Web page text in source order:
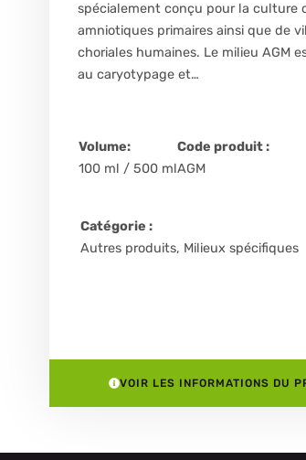
spécialement conçu pour la culture
amniotiques primaires ainsi que de
choriales humaines. Le milieu AGM
au caryotypage et…
Volume:
100 ml / 500 ml
Code produit :
AGM
Catégorie :
Autres produits, Milieux spécifiques
VOIR LES INFORMATIONS DU